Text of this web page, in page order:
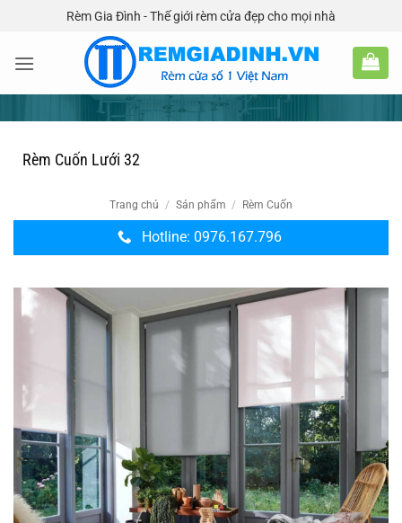
nội
Rèm Gia Đình - Thế giới rèm cửa đẹp cho mọi nhà
Rèm Cuốn Lưới 32
Trang chủ / Sản phẩm / Rèm Cuốn
Hotline: 0976.167.796